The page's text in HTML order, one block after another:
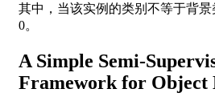
其中，当该实例的类别不等于背
0。
A Simple Semi-
Framework for Object